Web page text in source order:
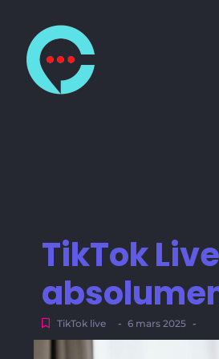
TikTok
TikTok live - 6 mars 2025 -